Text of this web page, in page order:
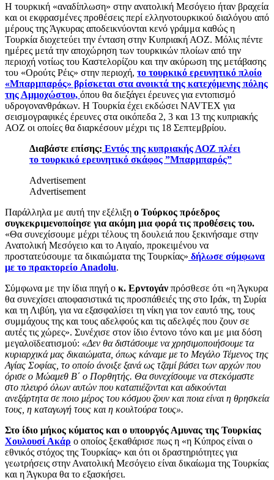
Η τουρκική «αναδίπλωση» στην ανατολική Μεσόγειο ήταν βραχεία
και οι εκφρασμένες προθέσεις περί ελληνοτουρκικού διαλόγου από
μέρους της Άγκυρας αποδεικνύονται κενό γράμμα καθώς η
Τουρκία διοχετεύει την ένταση στην Κυπριακή ΑΟΖ. Μόλις πέντε
ημέρες μετά την αποχώρηση των τουρκικών πλοίων από την
περιοχή νοτίως του Καστελορίζου και την ακύρωση της μετάβασης
του «Ορούτς Ρέις» στην περιοχή, το τουρκικό ερευνητικό πλοίο
«Μπαρμπαρός» βρίσκεται στα ανοικτά της κατεχόμενης πόλης
της Αμμοχώστου, όπου θα διεξάγει έρευνες για εντοπισμό
υδρογονανθράκων. Η Τουρκία έχει εκδώσει NAVTEX για
σεισμογραφικές έρευνες στα οικόπεδα 2, 3 και 13 της κυπριακής
ΑΟΖ οι οποίες θα διαρκέσουν μέχρι τις 18 Σεπτεμβρίου.
Διαβάστε επίσης: Εντός της κυπριακής ΑΟΖ πλέει
το τουρκικό ερευνητικό σκάφος ”Μπαρμπαρός”
Advertisement
Advertisement
Παράλληλα με αυτή την εξέλιξη ο Τούρκος πρόεδρος
συγκεκριμενοποίησε για ακόμη μια φορά τις προθέσεις του.
«Θα συνεχίσουμε μέχρι τέλους τη δουλειά που ξεκινήσαμε στην
Ανατολική Μεσόγειο και το Αιγαίο, προκειμένου να
προστατεύσουμε τα δικαιώματα της Τουρκίας» δήλωσε σύμφωνα
με το πρακτορείο Anadοlu.
Σύμφωνα με την ίδια πηγή ο κ. Ερντογάν πρόσθεσε ότι «η Άγκυρα
θα συνεχίσει αποφασιστικά τις προσπάθειές της στο Ιράκ, τη Συρία
και τη Λιβύη, για να εξασφαλίσει τη νίκη για τον εαυτό της, τους
συμμάχους της και τους αδελφούς και τις αδελφές που ζουν σε
αυτές τις χώρες». Συνέχισε στον ίδιο έντονο τόνο και με μια δόση
μεγαλοϊδεατισμού: «Δεν θα διστάσουμε να χρησιμοποιήσουμε τα
κυριαρχικά μας δικαιώματα, όπως κάναμε με το Μεγάλο Τέμενος της
Αγίας Σοφίας, το οποίο άνοιξε ξανά ως τζαμί βάσει των αρχών που
όρισε ο Μώαμεθ Β΄ ο Πορθητής. Θα συνεχίσουμε να στεκόμαστε
στο πλευρό όλων αυτών που καταπιέζονται και αδικούνται
ανεξάρτητα σε ποιο μέρος του κόσμου ζουν και ποια είναι η θρησκεία
τους, η καταγωγή τους και η κουλτούρα τους».
Στο ίδιο μήκος κύματος και ο υπουργός Αμυνας της Τουρκίας
Χουλουσί Ακάρ ο οποίος ξεκαθάρισε πως η «η Κύπρος είναι ο
εθνικός στόχος της Τουρκίας» και ότι οι δραστηριότητες για
γεωτρήσεις στην Ανατολική Μεσόγειο είναι δικαίωμα της Τουρκίας
και η Άγκυρα θα το εξασκήσει.